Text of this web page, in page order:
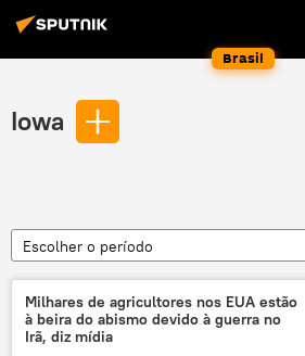
Brasil
Iowa
Escolher o período
Milhares de agricultores nos EUA estão
à beira do abismo devido à guerra no
Irã, diz mídia